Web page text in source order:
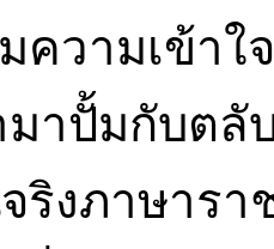
ความเข้า
มาปั้มกับตลั
ริงภาษารา